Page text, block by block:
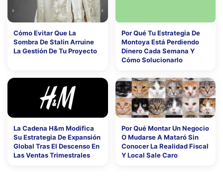
Cómo Evitar Que La
Sombra De Stalin Arruine
La Gestión De Tu Proyecto
Por Qué Tu Estrategia De
Montoya Está Perdiendo
Dinero Cada Semana Y
Cómo Solucionarlo
La Cadena H&m Modifica
Su Estrategia De Expansión
Global Tras El Descenso En
Las Ventas Trimestrales
Por Qué Montar Un Negocio
O Mudarse A Mataró Sin
Conocer La Realidad Fiscal
Y Local Sale Caro